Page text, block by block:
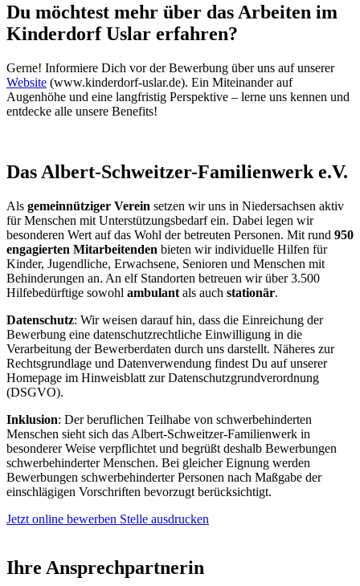
Du möchtest mehr über das Arbeiten im
Kinderdorf Uslar erfahren?
Gerne! Informiere Dich vor der Bewerbung über uns auf unserer
Website (www.kinderdorf-uslar.de). Ein Miteinander auf
Augenhöhe und eine langfristig Perspektive – lerne uns kennen und
entdecke alle unsere Benefits!
Das Albert-Schweitzer-Familienwerk e.V.
Als gemeinnütziger Verein setzen wir uns in Niedersachsen aktiv
für Menschen mit Unterstützungsbedarf ein. Dabei legen wir
besonderen Wert auf das Wohl der betreuten Personen. Mit rund 950
engagierten Mitarbeitenden bieten wir individuelle Hilfen für
Kinder, Jugendliche, Erwachsene, Senioren und Menschen mit
Behinderungen an. An elf Standorten betreuen wir über 3.500
Hilfebedürftige sowohl ambulant als auch stationär.
Datenschutz: Wir weisen darauf hin, dass die Einreichung der
Bewerbung eine datenschutzrechtliche Einwilligung in die
Verarbeitung der Bewerberdaten durch uns darstellt. Näheres zur
Rechtsgrundlage und Datenverwendung findest Du auf unserer
Homepage im Hinweisblatt zur Datenschutzgrundverordnung
(DSGVO).
Inklusion: Der beruflichen Teilhabe von schwerbehinderten
Menschen sieht sich das Albert-Schweitzer-Familienwerk in
besonderer Weise verpflichtet und begrüßt deshalb Bewerbungen
schwerbehinderter Menschen. Bei gleicher Eignung werden
Bewerbungen schwerbehinderter Personen nach Maßgabe der
einschlägigen Vorschriften bevorzugt berücksichtigt.
Jetzt online bewerben Stelle ausdrucken
Ihre Ansprechpartnerin